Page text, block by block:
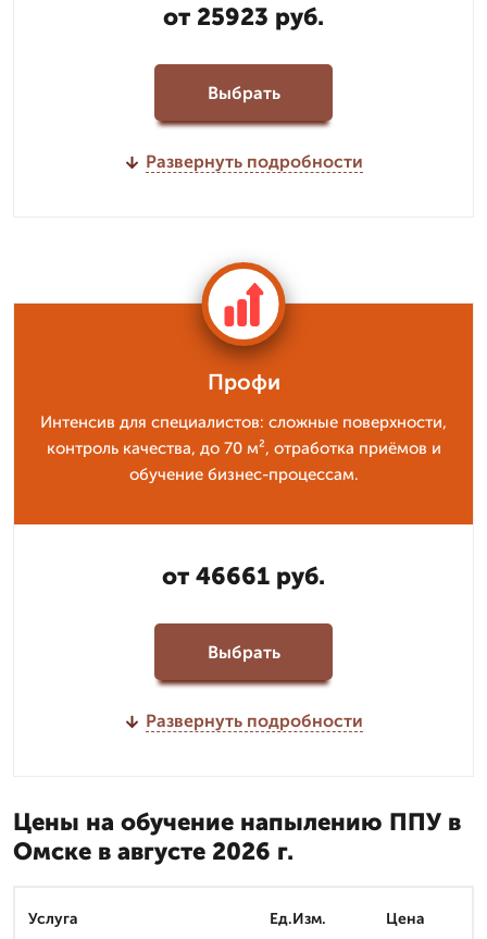
от 25923 руб.
Выбрать
Развернуть подробности
Профи
Интенсив для специалистов: сложные поверхности,
контроль качества, до 70 м², отработка приёмов и
обучение бизнес-процессам.
от 46661 руб.
Выбрать
Развернуть подробности
Цены на обучение напылению ППУ в
Омске в августе 2026 г.
Услуга Ед.Изм. Цена